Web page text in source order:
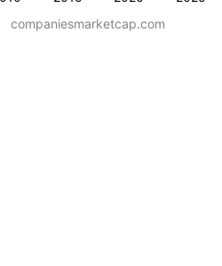
companiesmarketcap.com